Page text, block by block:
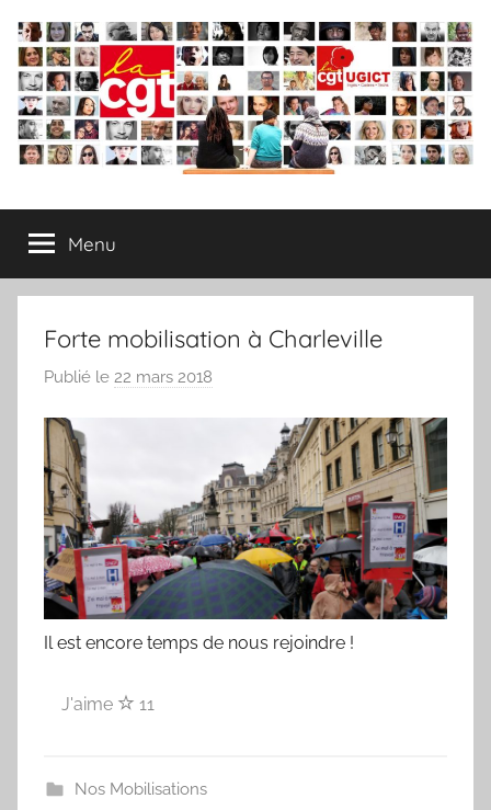
au
contenu
Syndicat
CGT
UGICT
CPAM
des
Ardennes
Menu
Forte mobilisation à Charleville
Publié le 22 mars 2018
L
a
d
é
l
é
Il est encore temps de nous rejoindre !
J'aime 11
Nos Mobilisations